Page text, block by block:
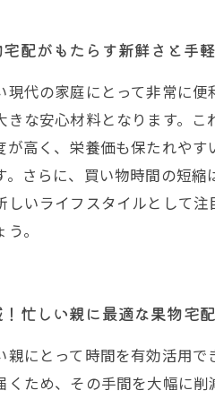
配がもたらす新鮮さと手
代の家庭にとって非常に
きな安心材料となります。
が高く、栄養価も保たれや
さらに、買い物時間の短
いライフスタイルとして
。
忙しい親に最適な果物宅
にとって時間を有効活用
くため、その手間を大幅に